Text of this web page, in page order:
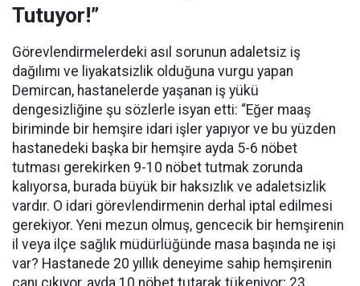
Tutuyor!”
Görevlendirmelerdeki asıl sorunun adaletsiz iş
dağılımı ve liyakatsizlik olduğuna vurgu yapan
Demircan, hastanelerde yaşanan iş yükü
dengesizliğine şu sözlerle isyan etti: “Eğer maaş
biriminde bir hemşire idari işler yapıyor ve bu yüzden
hastanedeki başka bir hemşire ayda 5-6 nöbet
tutması gerekirken 9-10 nöbet tutmak zorunda
kalıyorsa, burada büyük bir haksızlık ve adaletsizlik
vardır. O idari görevlendirmenin derhal iptal edilmesi
gerekiyor. Yeni mezun olmuş, gencecik bir hemşirenin
il veya ilçe sağlık müdürlüğünde masa başında ne işi
var? Hastanede 20 yıllık deneyime sahip hemşirenin